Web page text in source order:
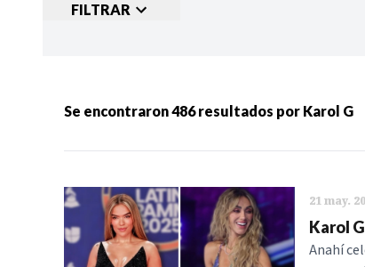
FILTRAR
Categorias: NOTICIAS
Se encontraron486 resultados por Karol G
21 may.
Karol
Anahí